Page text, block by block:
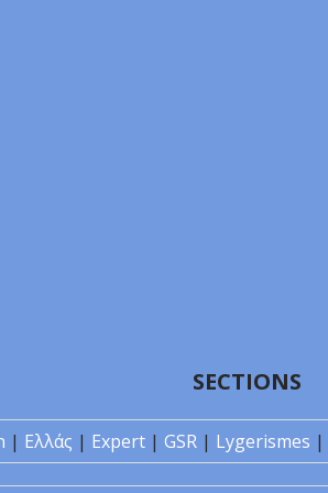
SECTIONS
| Ελλάς | Expert | GSR | Lygerismes |